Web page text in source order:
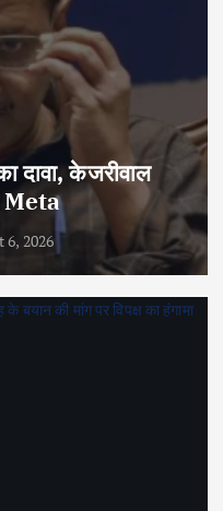
दावा, केजरीवाल
Meta
2026